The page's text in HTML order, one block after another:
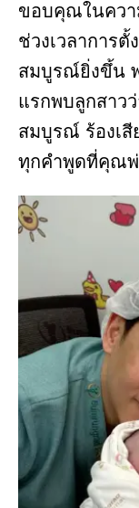
ขอบคุณในควา
ช่วงเวลาการตั้
สมบูรณ์ยิ่งขึ้น พ
แรกพบลูกสาว
สมบูรณ์ ร้องเสี
ทุกคำพูดที่คุณ